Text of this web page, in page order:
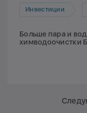
Инвестиции
Больше пара и
химводоочистки